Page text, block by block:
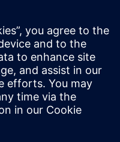
якість деталей
гарячі преси та
матеріалів.